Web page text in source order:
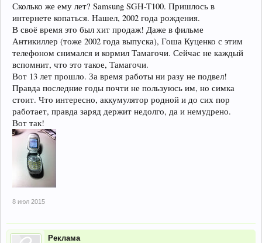
Сколько же ему лет? Samsung SGH-T100. Пришлось в
интернете копаться. Нашел, 2002 года рождения.
В своё время это был хит продаж! Даже в фильме
Антикиллер (тоже 2002 года выпуска), Гоша Куценко с этим
телефоном снимался и кормил Тамагочи. Сейчас не каждый
вспомнит, что это такое, Тамагочи.
Вот 13 лет прошло. За время работы ни разу не подвел!
Правда последние годы почти не пользуюсь им, но симка
стоит. Что интересно, аккумулятор родной и до сих пор
работает, правда заряд держит недолго, да и немудрено.
Вот так!
8 июл 2015
Реклама